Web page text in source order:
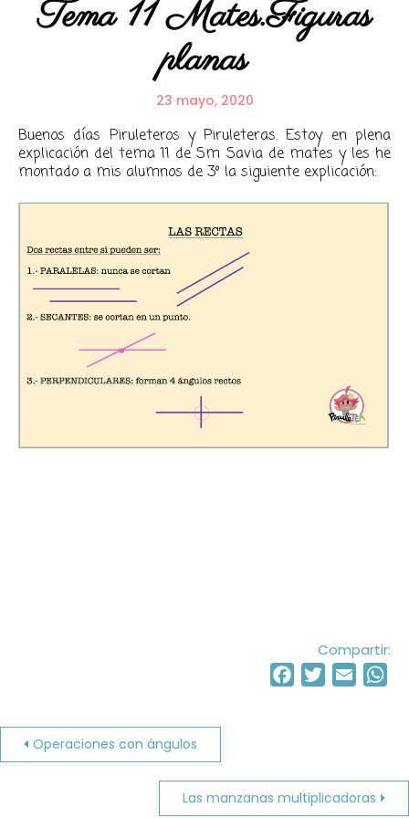
Tema 11 Mates.Figuras
planas
23 mayo, 2020
Buenos días Piruleteros y Piruleteras. Estoy en plena
explicación del tema 11 de Sm Savia de mates y les he
montado a mis alumnos de 3º la siguiente explicación:
Compartir:
Facebook
TwitterEmail
Navegación
Operaciones con ángulos
Las manzanas multiplicadoras